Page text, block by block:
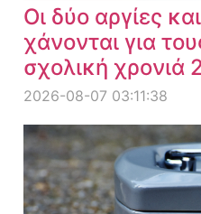
Οι δύο αργίες
χάνονται για
σχολική χρονιά
2026-08-07 03:11:38